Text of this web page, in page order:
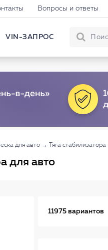
Вопросы и ответы
VIN-ЗАПРОС
для авто → Тяга стабилизатора
для авто
11975 вариантов